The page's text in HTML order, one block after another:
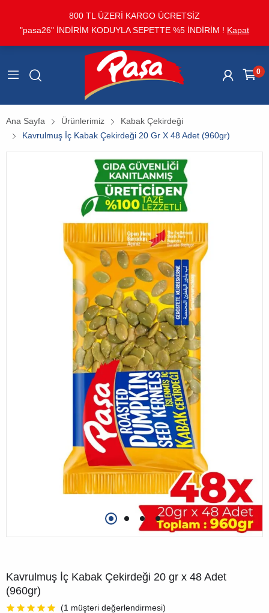
800 TL ÜZERİ KARGO ÜCRETSİZ
"pasa26" İNDİRİM KODUYLA SEPETTE %5 İNDİRİM ! Kapat
0
Ana Sayfa Ürünlerimiz
Kabak Çekirdeği
Kavrulmuş İç Kabak Çekirdeği 20 Gr X 48 Adet (960gr)
Kavrulmuş İç Kabak Çekirdeği 20 gr x 48 Adet
(960gr)
(1 müşteri değerlendirmesi)